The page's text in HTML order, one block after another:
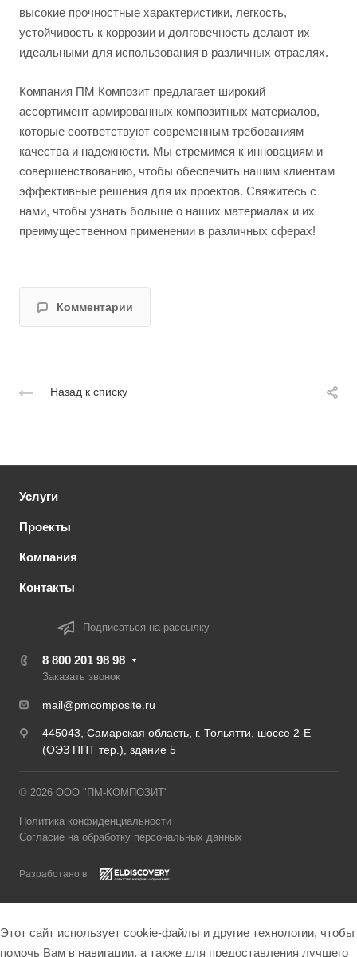
высокие прочностные характеристики, легкость,
устойчивость к коррозии и долговечность делают их
идеальными для использования в различных отраслях.
Компания ПМ Композит предлагает широкий
ассортимент армированных композитных материалов,
которые соответствуют современным требованиям
качества и надежности. Мы стремимся к инновациям и
совершенствованию, чтобы обеспечить нашим клиентам
эффективные решения для их проектов. Свяжитесь с
нами, чтобы узнать больше о наших материалах и их
преимущественном применении в различных сферах!
Комментарии
Назад к списку
Услуги
Проекты
Компания
Контакты
Подписаться на рассылку
8 800 201 98 98
Заказать звонок
mail@pmcomposite.ru
445043, Самарская область, г. Тольятти, шоссе 2-Е
(ОЭЗ ППТ тер.), здание 5
© 2026 ООО "ПМ-КОМПОЗИТ"
Политика конфиденциальности
Согласие на обработку персональных данных
Разработано в
Этот сайт использует cookie-файлы и другие технологии, чтобы
помочь Вам в навигации, а также для предоставления лучшего